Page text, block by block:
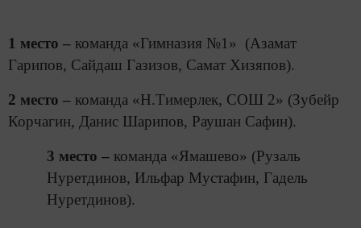
1 место – команда «Гимназия №1» (Азамат
Гарипов, Сайдаш Газизов, Самат Хизяпов).
2 место – команда «Н.Тимерлек, СОШ 2» (Зубейр
Корчагин, Данис Шарипов, Раушан Сафин).
3 место – команда «Ямашево» (Рузаль
Нуретдинов, Ильфар Мустафин, Гадель
Нуретдинов).